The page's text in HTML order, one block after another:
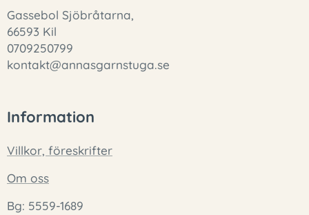
Gassebol Sjöbråtarna,
66593 Kil
0709250799
kontakt@annasgarnstuga.se
Information
Villkor, föreskrifter
Om oss
Bg: 5559-1689